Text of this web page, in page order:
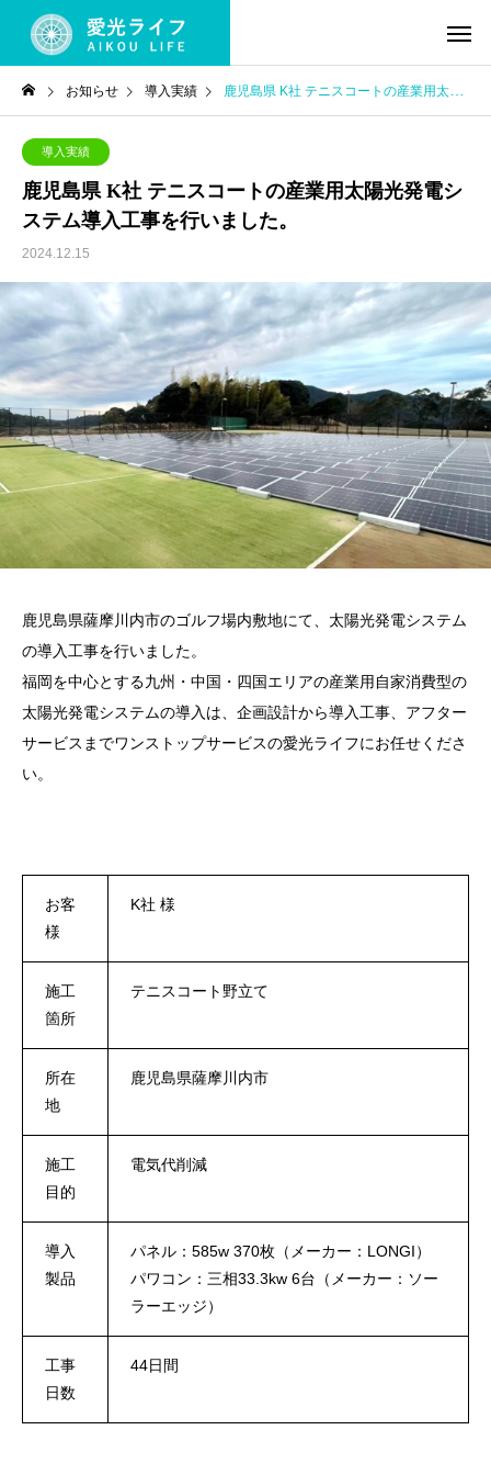
お知らせ 導入実績 鹿児島県 K社 テニスコートの産業用太陽光発電システム導入工事を行いました。
導入実績
鹿児島県 K社 テニスコートの産業用太陽光発電シ
ステム導入工事を行いました。
2024.12.15
鹿児島県薩摩川内市のゴルフ場内敷地にて、太陽光発電システム
の導入工事を行いました。
福岡を中心とする九州・中国・四国エリアの産業用自家消費型の
太陽光発電システムの導入は、企画設計から導入工事、アフター
サービスまでワンストップサービスの愛光ライフにお任せくださ
い。
お客
様
K社 様
施工
箇所
テニスコート野立て
所在
地
鹿児島県薩摩川内市
施工
目的
電気代削減
導入
製品
パネル：585w 370枚（メーカー：LONGI）
パワコン：三相33.3kw 6台（メーカー：ソー
ラーエッジ）
工事
日数
44日間